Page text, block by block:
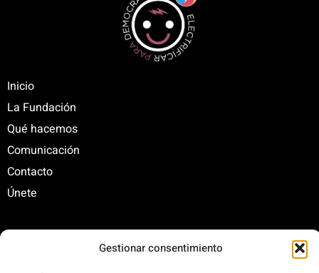
Gestionar consentimiento
Inicio
La Fundación
Qué hacemos
Comunicación
Contacto
Únete
C/ Santa Engracia, 108. 5º Interior. Izda. 28003